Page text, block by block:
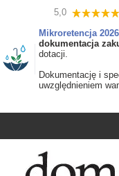
5,0
Mikroretencja 2026
dokumentacja
dotacji.
Dokumentację i
uwzględnieniem